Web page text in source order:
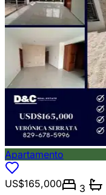
Apartamento
US$165,000 3